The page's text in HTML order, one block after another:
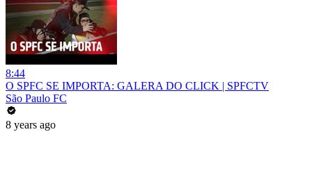
8:44
O SPFC SE IMPORTA: GALERA DO CLICK | SPFCTV
São Paulo FC
8 years ago